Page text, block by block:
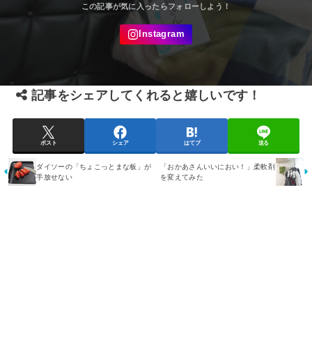
記事をシェアしてくれると嬉しいです！
ポスト シェア はてブ 送る
ダイソーの「ちょこっとまな板」が
手放せない
「おかあさんいいにおい！」柔軟剤
を変えてみた